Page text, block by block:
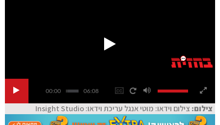
00:00 06:08
צילום: צילום וידאו: מוטי אנגל עריכת וידאו: Insight Studio